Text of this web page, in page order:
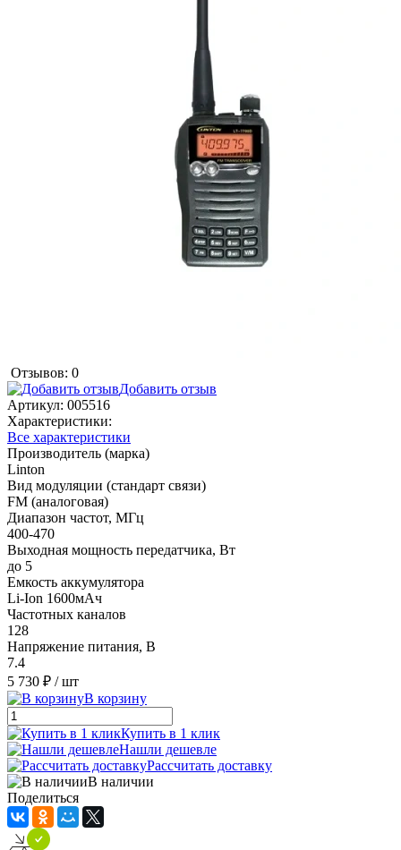
Отзывов: 0
Добавить отзыв
Артикул: 005516
Характеристики:
Все характеристики
Производитель (марка)
Linton
Вид модуляции (стандарт связи)
FM (аналоговая)
Диапазон частот, МГц
400-470
Выходная мощность передатчика, Вт
до 5
Емкость аккумулятора
Li-Ion 1600мАч
Частотных каналов
128
Напряжение питания, В
7.4
5 730 ₽ / шт
В корзину
Купить в 1 клик
Нашли дешевле
Рассчитать доставку
В наличии
Поделиться